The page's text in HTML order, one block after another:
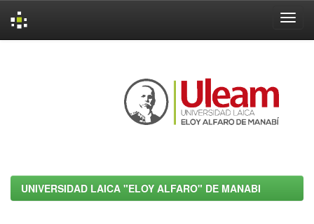
UNIVERSIDAD LAICA "ELOY ALFARO" DE MANABI